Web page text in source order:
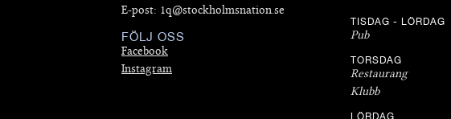
E-post: 1q@stockholmsnation.se
FÖLJ OSS
Facebook
Instagram
TISDAG - LÖRDAG
Pub
TORSDAG
Restaurang
Klubb